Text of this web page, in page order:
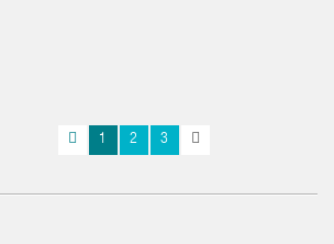
1 2 3